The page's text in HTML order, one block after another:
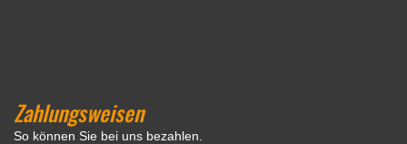
Zahlungsweisen
So können Sie bei uns bezahlen.